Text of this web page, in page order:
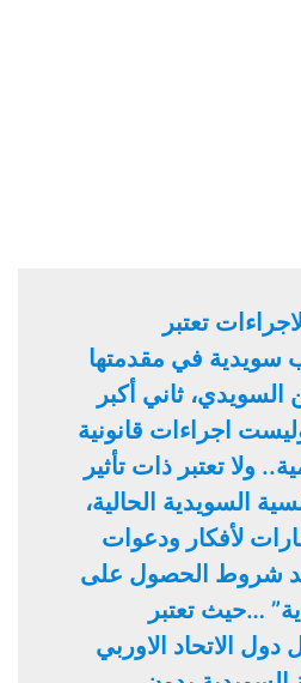
تعتبر
سويدية في مقدمتها
ثاني أكبر
اجراءات قانونية
ولا تعتبر ذات تأثير
السويدية الحالية،
لأفكار ودعوات
شروط الحصول على
…حيث تعتبر
الاتحاد الاوربي